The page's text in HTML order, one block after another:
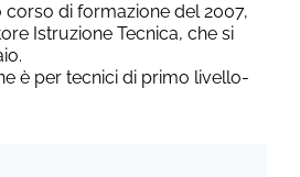
corso di formazione del 2007,
Istruzione Tecnica, che si
è per tecnici di primo livello-